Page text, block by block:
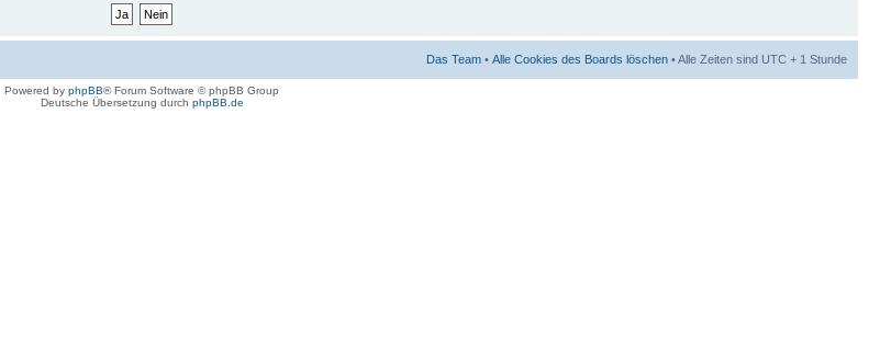
Das Team • Alle Cookies des Boards löschen • Alle Zeiten sind UTC + 1 Stunde
Powered by phpBB® Forum Software © phpBB Group
Deutsche Übersetzung durch phpBB.de